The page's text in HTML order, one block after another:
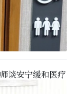
谈安宁缓和医疗